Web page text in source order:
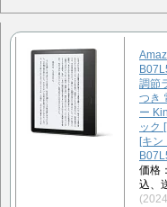
調節
つき
ー
ック
[キン
価格
込、